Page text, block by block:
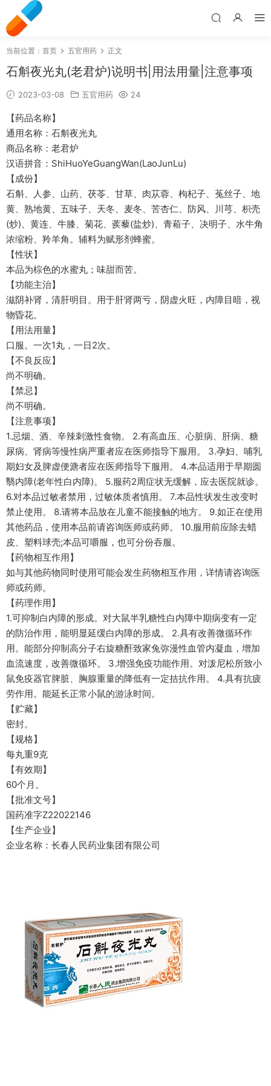
当前位置： 首页 五官用药 正文
石斛夜光丸(老君炉)说明书|用法用量|注意事项
2023-03-08 五官用药 24
【药品名称】
通用名称：石斛夜光丸
商品名称：老君炉
汉语拼音：ShiHuoYeGuangWan(LaoJunLu)
【成份】
石斛、人参、山药、茯苓、甘草、肉苁蓉、枸杞子、菟丝子、地
黄、熟地黄、五味子、天冬、麦冬、苦杏仁、防风、川芎、枳壳
(炒)、黄连、牛膝、菊花、蒺藜(盐炒)、青葙子、决明子、水牛角
浓缩粉、羚羊角。辅料为赋形剂蜂蜜。
【性状】
本品为棕色的水蜜丸；味甜而苦。
【功能主治】
滋阴补肾，清肝明目。用于肝肾两亏，阴虚火旺，内障目暗，视
物昏花。
【用法用量】
口服。一次1丸，一日2次。
【不良反应】
尚不明确。
【禁忌】
尚不明确。
【注意事项】
1.忌烟、酒、辛辣刺激性食物。 2.有高血压、心脏病、肝病、糖
尿病、肾病等慢性病严重者应在医师指导下服用。 3.孕妇、哺乳
期妇女及脾虚便溏者应在医师指导下服用。 4.本品适用于早期圆
翳内障(老年性白内障)。 5.服药2周症状无缓解，应去医院就诊。
6.对本品过敏者禁用，过敏体质者慎用。 7.本品性状发生改变时
禁止使用。 8.请将本品放在儿童不能接触的地方。 9.如正在使用
其他药品，使用本品前请咨询医师或药师。 10.服用前应除去蜡
皮、塑料球壳;本品可嚼服，也可分份吞服。
【药物相互作用】
如与其他药物同时使用可能会发生药物相互作用，详情请咨询医
师或药师。
【药理作用】
1.可抑制白内障的形成。对大鼠半乳糖性白内障中期病变有一定
的防治作用，能明显延缓白内障的形成。 2.具有改善微循环作
用。能部分抑制高分子右旋糖酐致家兔弥漫性血管内凝血，增加
血流速度，改善微循环。 3.增强免疫功能作用。对泼尼松所致小
鼠免疫器官脾脏、胸腺重量的降低有一定拮抗作用。 4.具有抗疲
劳作用。能延长正常小鼠的游泳时间。
【贮藏】
密封。
【规格】
每丸重9克
【有效期】
60个月。
【批准文号】
国药准字Z22022146
【生产企业】
企业名称：长春人民药业集团有限公司